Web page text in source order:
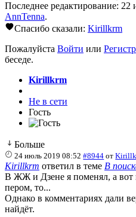
Последнее редактирование: 22
AnnTenna.
Спасибо сказали: Kirillkrm
Пожалуйста Войти или
беседе.
Kirillkrm
Не в сети
Гость
Больше
24 июль 2019 08:52 #8944 от
Kirillkrm ответил в теме В
В ЖЖ и Дзене я поменял, а вот
пером, то...
Однако в комментариях дали
найдёт.